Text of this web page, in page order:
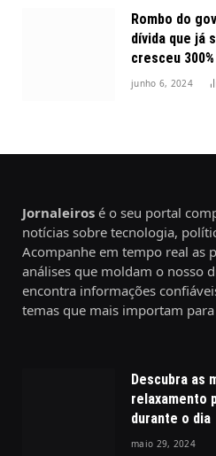
Rombo do
dívida que já
cresceu 300%
junho 6, 2024
Jornaleiros é o seu portal
notícias sobre tecnologia,
Acompanhe em tempo real as
análises que moldam o nosso
encontra informações
temas que mais importam para
Descubra as
relaxamento
durante o dia
maio 29, 2024